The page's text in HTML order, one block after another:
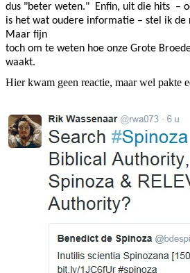
dus "beter weten." Enfin, uit die hits –
is het wat oudere informatie – stel ik de
Maar fijn
toch om te weten hoe onze Grote
waakt.
Hier kwam geen reactie, maar wel pakte